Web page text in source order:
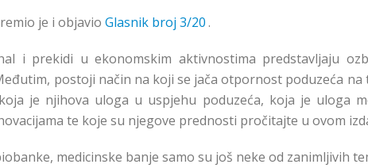
je i objavio Glasnik broj 3/20.
i prekidi u ekonomskim aktivnostima predstavljaju
postoji način na koji se jača otpornost poduzeća na
je njihova uloga u uspjehu poduzeća, koja je uloga
te koje su njegove prednosti pročitajte u ovom
medicinske banje samo su još neke od zanimljivih